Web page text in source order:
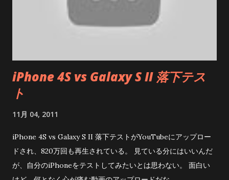
いるようですが、途中足場の悪いところも沢山あります。 白山
が岩から「気」をもらっている光景が見られました。 ここまで
は、迷うこともなく上がれますが、この先は「この道で大丈
夫？」と思うような山道が続いています。 白山神社の前を通り
まで出れば、整地された遊歩道が出てくるので、ここまで来れ
ば悪路からは開放になります。 途中に看板や地図もあります
が、イマイチ位置関係が分かりにくいと思います。 写真の伊豆
山神社から延びる黄色の点線が白山神社を通るルートになりま
す。 公園の遊歩道脇には民家が点在していて、この道で合って
iPhone 4S vs Galaxy S II 落下テス
ト
11月 04, 2011
iPhone 4S vs Galaxy S II 落下テストがYouTubeにアップロー
ドされ、820万回も再生されている。 見ている分にはいいんだ
が、自分のiPhoneをテストしてみたいとは思わない。 面白い